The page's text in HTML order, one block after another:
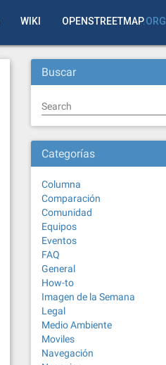
WIKI OPENSTREETMAP.ORG
Buscar
Search
Categorías
Columna
Comparación
Comunidad
Equipos
Eventos
FAQ
General
How-to
Imagen de la Semana
Legal
Medio Ambiente
Moviles
Navegación